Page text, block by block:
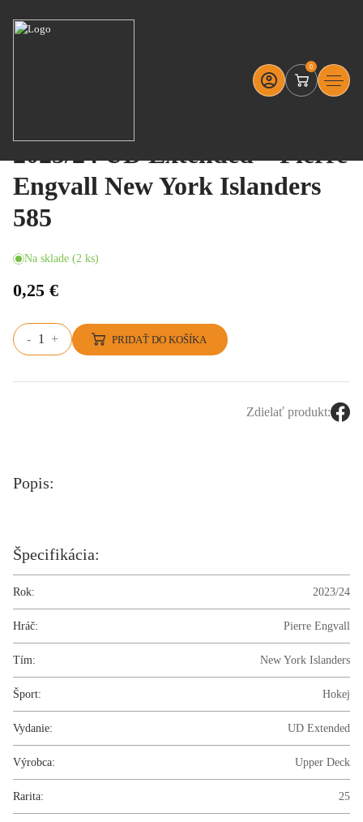
0
2023/24 UD Extended – Pierre
Engvall New York Islanders
585
Na sklade (2 ks)
0,25 €
- + PRIDAŤ DO KOŠÍKA
Zdielať produkt:
Popis:
Špecifikácia:
Rok: 2023/24
Hráč: Pierre Engvall
Tím: New York Islanders
Šport: Hokej
Vydanie: UD Extended
Výrobca: Upper Deck
Rarita: 25